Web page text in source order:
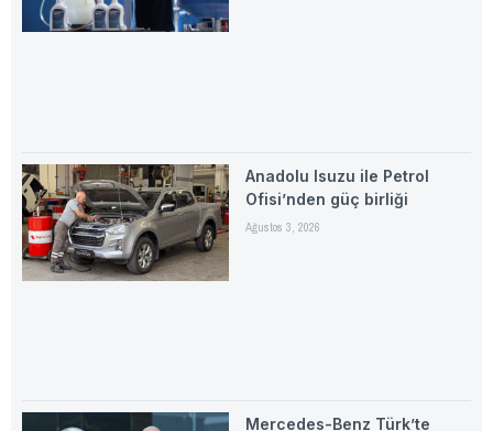
Anadolu Isuzu ile Petrol
Ofisi’nden güç birliği
Ağustos 3, 2026
Mercedes-Benz Türk’te